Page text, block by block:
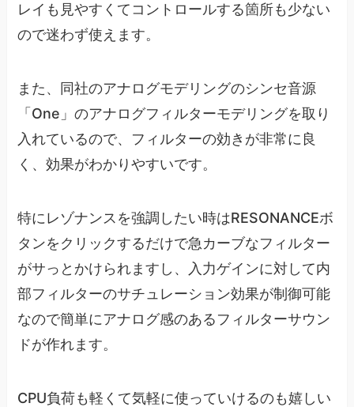
レイも見やすくてコントロールする箇所も少ない
ので迷わず使えます。
また、同社のアナログモデリングのシンセ音源
「One」のアナログフィルターモデリングを取り
入れているので、フィルターの効きが非常に良
く、効果がわかりやすいです。
特にレゾナンスを強調したい時はRESONANCEボ
タンをクリックするだけで急カーブなフィルター
がサっとかけられますし、入力ゲインに対して内
部フィルターのサチュレーション効果が制御可能
なので簡単にアナログ感のあるフィルターサウン
ドが作れます。
CPU負荷も軽くて気軽に使っていけるのも嬉しい